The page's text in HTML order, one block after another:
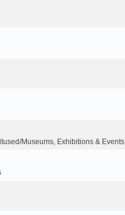
Museums, Exhibitions & Events